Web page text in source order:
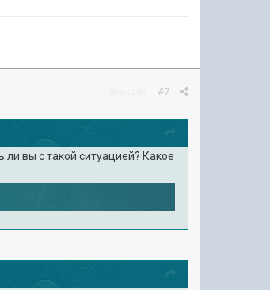
#7
вы с такой ситуацией? Какое